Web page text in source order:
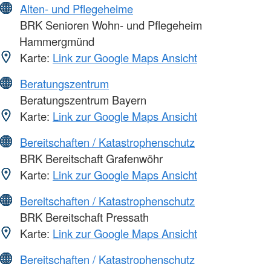
Alten- und Pflegeheime
BRK Senioren Wohn- und Pflegeheim
Hammergmünd
Karte: Link zur Google Maps Ansicht
Beratungszentrum
Beratungszentrum Bayern
Karte: Link zur Google Maps Ansicht
Bereitschaften / Katastrophenschutz
BRK Bereitschaft Grafenwöhr
Karte: Link zur Google Maps Ansicht
Bereitschaften / Katastrophenschutz
BRK Bereitschaft Pressath
Karte: Link zur Google Maps Ansicht
Bereitschaften / Katastrophenschutz